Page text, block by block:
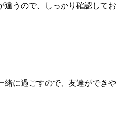
違うので、しっかり確認してお
緒に過ごすので、友達ができや